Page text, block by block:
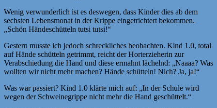
Wenig verwunderlich ist es deswegen, dass Kinder dies ab dem
sechsten Lebensmonat in der Krippe eingetrichtert bekommen.
„Schön Händeschütteln tutsi tutsi!“
Gestern musste ich jedoch schreckliches beobachten. Kind 1.0, total
auf Hände schütteln getrimmt, reicht der Horterzieherin zur
Verabschiedung die Hand und diese ermahnt lächelnd: „Naaaa? Was
wollten wir nicht mehr machen? Hände schütteln! Nich? Ja, ja!“
Was war passiert? Kind 1.0 klärte mich auf: „In der Schule wird
wegen der Schweinegrippe nicht mehr die Hand geschüttelt.“